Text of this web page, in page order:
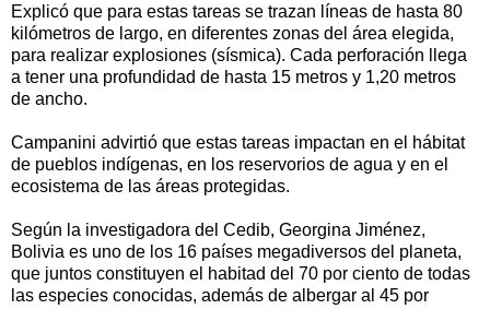
Explicó que para estas tareas se trazan líneas de hasta 80
kilómetros de largo, en diferentes zonas del área elegida,
para realizar explosiones (sísmica). Cada perforación llega
a tener una profundidad de hasta 15 metros y 1,20 metros
de ancho.
Campanini advirtió que estas tareas impactan en el hábitat
de pueblos indígenas, en los reservorios de agua y en el
ecosistema de las áreas protegidas.
Según la investigadora del Cedib, Georgina Jiménez,
Bolivia es uno de los 16 países megadiversos del planeta,
que juntos constituyen el habitad del 70 por ciento de todas
las especies conocidas, además de albergar al 45 por